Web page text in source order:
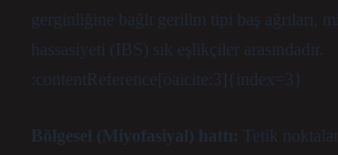
gerginliğine bağlı gerilim tipi baş ağrıları,
hassasiyeti (IBS) sık eşlikçiler arasındadır.
:contentReference[oaicite:3]{index=3}
Bölgesel (Miyofasiyal) hattı: Tetik